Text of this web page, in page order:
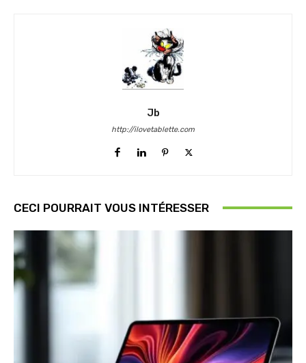
Jb
http://ilovetablette.com
CECI POURRAIT VOUS INTÉRESSER